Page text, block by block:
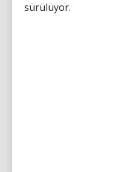
sürülüyor.